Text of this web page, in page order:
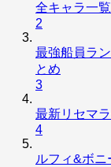
全キャラ一
2
最強船員ラ
とめ
3
最新リセマ
4
ルフィ&ボ